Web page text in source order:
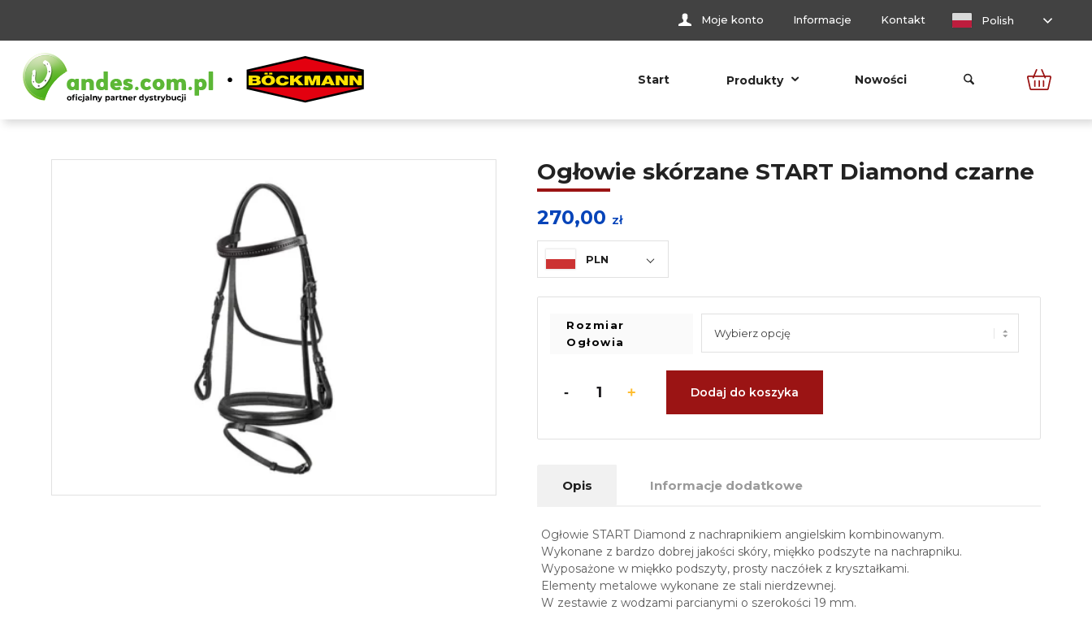
Moje konto Informacje Kontakt Polish
Start Produkty Nowości
Ogłowie skórzane START Diamond czarne
270,00 zł
PLN
Rozmiar
Ogłowia
Dodaj do koszyka
Opis Informacje dodatkowe
Ogłowie START Diamond z nachrapnikiem angielskim kombinowanym.
Wykonane z bardzo dobrej jakości skóry, miękko podszyte na nachrapniku.
Wyposażone w miękko podszyty, prosty naczółek z kryształkami.
Elementy metalowe wykonane ze stali nierdzewnej.
W zestawie z wodzami parcianymi o szerokości 19 mm.